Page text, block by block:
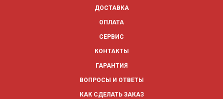
ДОСТАВКА
ОПЛАТА
СЕРВИС
КОНТАКТЫ
ГАРАНТИЯ
ВОПРОСЫ И ОТВЕТЫ
КАК СДЕЛАТЬ ЗАКАЗ